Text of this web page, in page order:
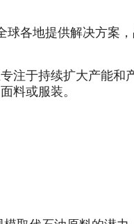
各地提供解决方案，
注于持续扩大产能和
料或服装。